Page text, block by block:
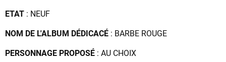
ETAT : NEUF
NOM DE L'ALBUM DÉDICACÉ : BARBE ROUGE
PERSONNAGE PROPOSÉ : AU CHOIX